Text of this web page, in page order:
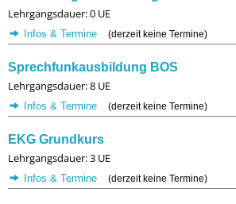
Lehrgangsdauer: 0 UE
Infos & Termine (derzeit keine Termine)
Sprechfunkausbildung BOS
Lehrgangsdauer: 8 UE
Infos & Termine (derzeit keine Termine)
EKG Grundkurs
Lehrgangsdauer: 3 UE
Infos & Termine (derzeit keine Termine)